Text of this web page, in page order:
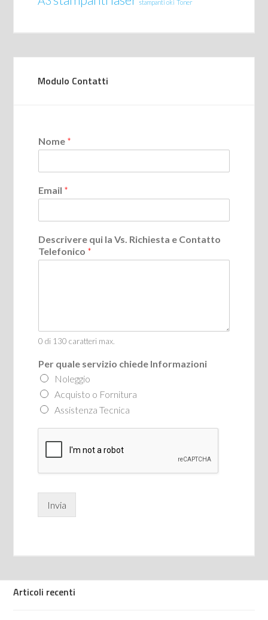
stampanti oki Toner
Modulo Contatti
Nome *
Email *
Descrivere qui la Vs. Richiesta e Contatto
Telefonico *
0 di 130 caratteri max.
Per quale servizio chiede Informazioni
Noleggio
Acquisto o Fornitura
Assistenza Tecnica
Invia
Articoli recenti